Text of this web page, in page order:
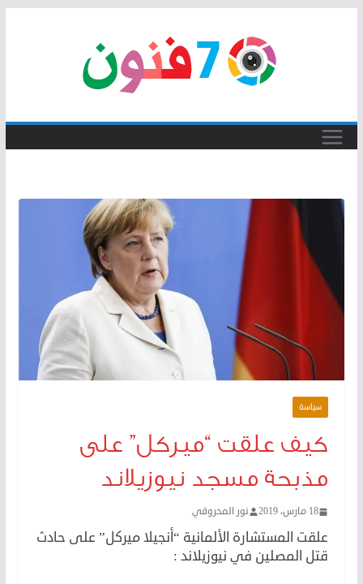
سياسة
كيف علقت “ميركل” على
مذبحة مسجد نيوزيلاند
18 مارس، 2019 نور المحروقي
علقت المستشارة الألمانية “أنجيلا ميركل” على حادث
قتل المصلين في نيوزيلاند :